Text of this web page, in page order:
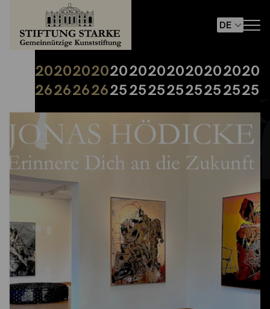
20
26
20
26
20
26
20
26
20
25
20
25
20
25
20
25
20
25
20
25
20
25
20
25